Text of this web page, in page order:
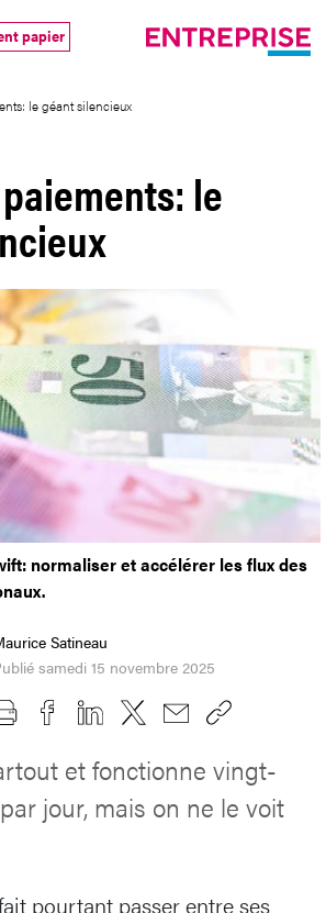
papier
le géant silencieux
le
normaliser et accélérer les flux des
Satineau
samedi 15 novembre 2025
et fonctionne vingt-
jour, mais on ne le voit
pourtant passer entre ses